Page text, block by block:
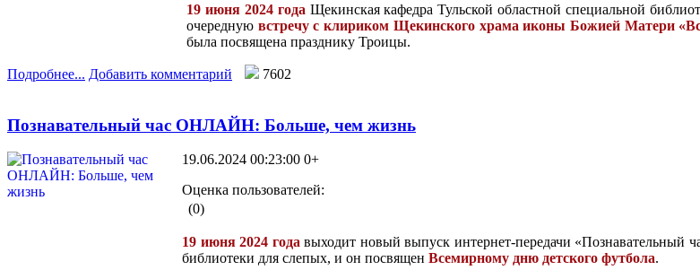
19 июня 2024 года Щекинская кафедра Тульской областной специальной
очередную встречу с клириком Щекинского храма иконы Божией Матери
была посвящена празднику Троицы.
Подробнее... Добавить комментарий 7602
Познавательный час ОНЛАЙН: Больше, чем жизнь
19.06.2024 00:23:00 0+
Оценка пользователей:
(0)
19 июня 2024 годавыходит новый выпуск интернет-передачи «Познавательный
библиотеки для слепых, и он посвящен Всемирному дню детского футбола.